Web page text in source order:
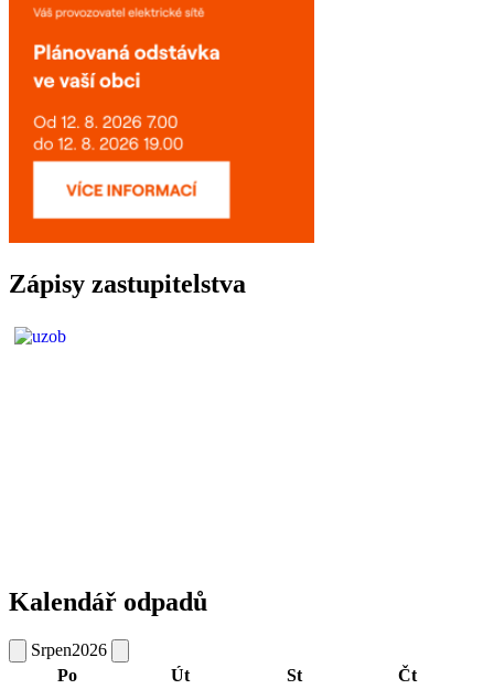
Zápisy zastupitelstva
Kalendář odpadů
Srpen2026
Po
Út St Čt